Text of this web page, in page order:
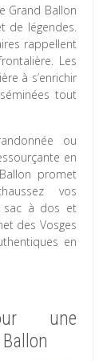
Grand Ballon
de légendes.
rappellent
Les
à s’enrichir
tout
ou
en
promet
vos
sac à dos et
des Vosges
en
une